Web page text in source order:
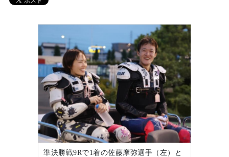
準決勝戦9Rで1着の佐藤摩弥選手（左）と